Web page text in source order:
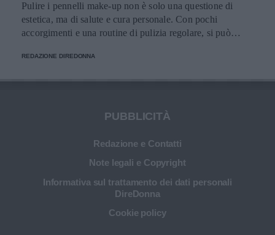
Pulire i pennelli make-up non è solo una questione di
estetica, ma di salute e cura personale. Con pochi
accorgimenti e una routine di pulizia regolare, si può
più sana e prolungare la vita dei preziosi strumenti di
REDAZIONE DIREDONNA
PUBBLICITÀ
Redazione e Contatti
Note legali e Copyright
Informativa sul trattamento dei dati personali
DireDonna
Cookie policy